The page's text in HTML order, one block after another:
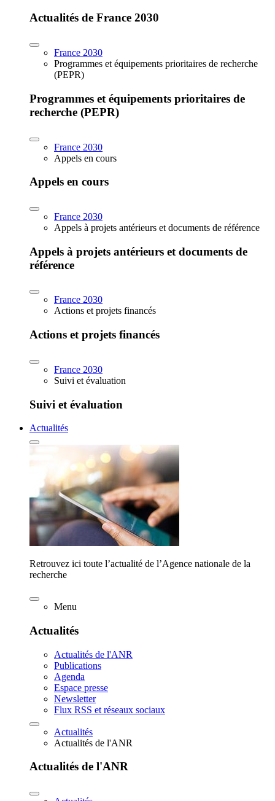
Actualités de France 2030
France 2030
Programmes et équipements prioritaires de recherche
(PEPR)
Programmes et équipements prioritaires de
recherche (PEPR)
France 2030
Appels en cours
Appels en cours
France 2030
Appels à projets antérieurs et documents de référence
Appels à projets antérieurs et documents de
référence
France 2030
Actions et projets financés
Actions et projets financés
France 2030
Suivi et évaluation
Suivi et évaluation
Actualités
Retrouvez ici toute l’actualité de l’Agence nationale de la
recherche
Menu
Actualités
Actualités de l'ANR
Publications
Agenda
Espace presse
Newsletter
Flux RSS et réseaux sociaux
Actualités
Actualités de l'ANR
Actualités de l'ANR